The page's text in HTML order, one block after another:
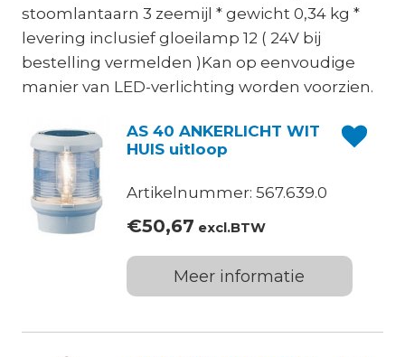
stoomlantaarn 3 zeemijl * gewicht 0,34 kg *
levering inclusief gloeilamp 12 ( 24V bij
bestelling vermelden )Kan op eenvoudige
manier van LED-verlichting worden voorzien.
AS 40 ANKERLICHT WIT
HUIS uitloop
Artikelnummer: 567.639.0
€50,67 excl.BTW
Meer informatie